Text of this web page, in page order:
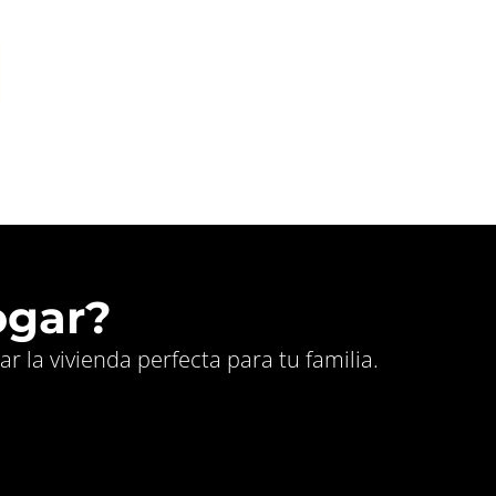
la vivienda perfecta para tu familia.